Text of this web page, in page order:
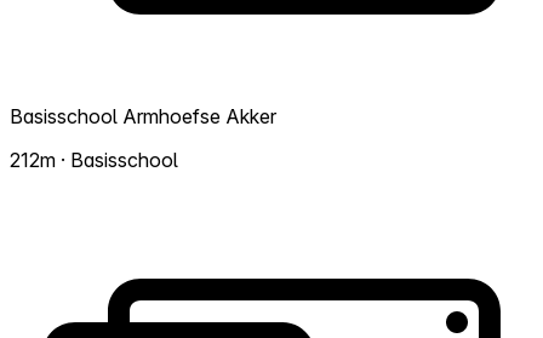
Basisschool Armhoefse Akker
212m · Basisschool